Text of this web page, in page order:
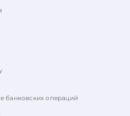
банковских операций